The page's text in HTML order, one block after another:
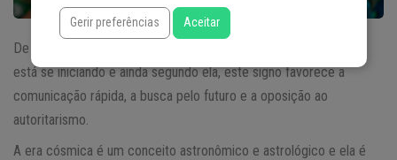
De acordo a astrologia, a
está se iniciando e ainda segundo ela, este signo favorece a
comunicação rápida, a busca pelo futuro e a oposição ao
autoritarismo.
A era cósmica é um conceito astronômico e astrológico e ela é
Gerir preferências Aceitar